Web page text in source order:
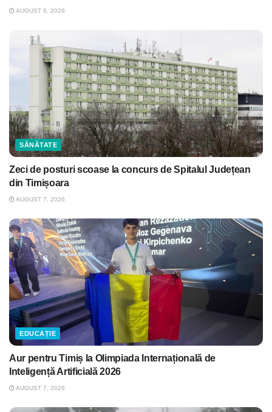
AUGUST 8, 2026
SĂNĂTATE
Zeci de posturi scoase la concurs de Spitalul Județean
din Timișoara
AUGUST 7, 2026
EDUCAȚIE
Aur pentru Timiș la Olimpiada Internațională de
Inteligență Artificială 2026
AUGUST 7, 2026